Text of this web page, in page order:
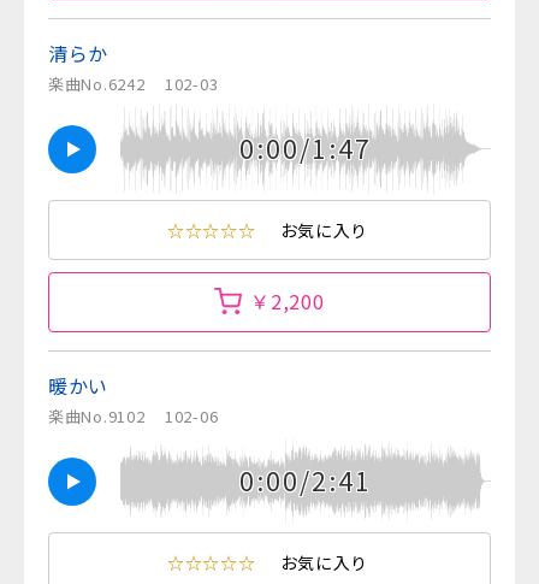
清らか
楽曲No.6242 102-03
0:00/1:47
☆☆☆☆☆ お気に入り
￥2,200
暖かい
楽曲No.9102 102-06
0:00/2:41
☆☆☆☆☆ お気に入り